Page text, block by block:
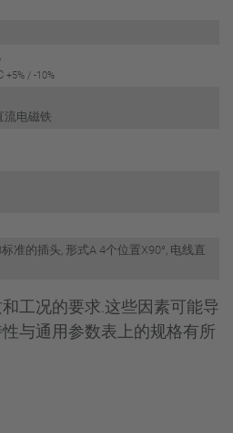
+5% / -10%
流电磁铁
准的插头, 形式A 4个位置X90°, 电线直
工况的要求.这些因素可能导
与通用参数表上的规格有所